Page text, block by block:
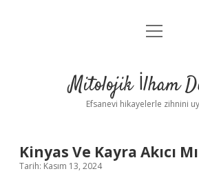
Anasayfa
Yasal Uyarı
menüyü
Mitolojik İlham
Efsanevi hikayelerle zihnini
Kinyas Ve Kayra Akıcı Mı
Tarih: Kasım 13, 2024